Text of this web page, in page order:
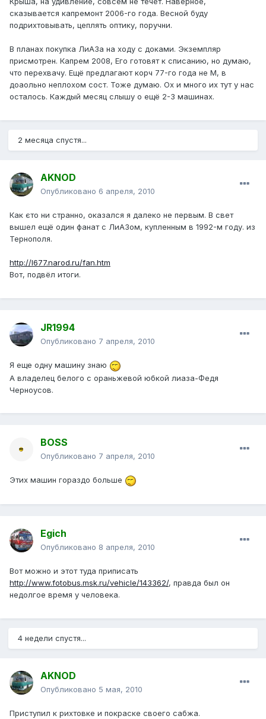
сказывается капремонт 2006-го года. Весной буду
подрихтовывать, цеплять оптику, поручни.
В планах покупка ЛиАЗа на ходу с доками. Экземпляр
присмотрен. Капрем 2008, Его готовят к списанию, но думаю,
что перехвачу. Ещё предлагают корч 77-го года не М, в
доаольно неплохом сост. Тоже думаю. Ох и много их тут у нас
осталось. Каждый месяц слышу о ещё 2-3 машинах.
2 месяца спустя...
AKNOD
Опубликовано 6 апреля, 2010
Как єто ни странно, оказался я далеко не первым. В свет
вышел ещё один фанат с ЛиАЗом, купленным в 1992-м году. из
Тернополя.
http://l677.narod.ru/fan.htm
Вот, подвёл итоги.
JR1994
Опубликовано 7 апреля, 2010
Я еще одну машину знаю
А владелец белого с ораньжевой юбкой лиаза-Федя
Черноусов.
BOSS
Опубликовано 7 апреля, 2010
Этих машин гораздо больше
Egich
Опубликовано 8 апреля, 2010
Вот можно и этот туда приписать
http://www.fotobus.msk.ru/vehicle/143362/, правда был он
недолгое время у человека.
4 недели спустя...
AKNOD
Опубликовано 5 мая, 2010
Приступил к рихтовке и покраске своего сабжа.